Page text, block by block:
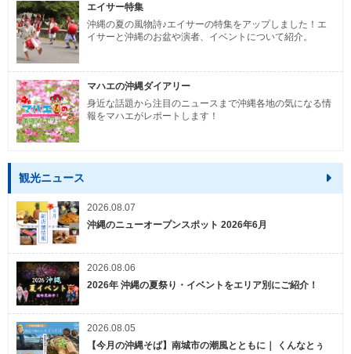
エイサー特集
沖縄の夏の風物詩♪エイサーの特集をアップしました！エ
イサーと沖縄のお盆や演者、イベントについて紹介。
マハエの沖縄ダイアリー
身近な話題から注目のニュースまで沖縄各地の気になる情
報をマハエがレポートします！
観光ニュース
2026.08.07
沖縄のニューオープンスポット 2026年6月
2026.08.06
2026年 沖縄の夏祭り・イベントをエリア別にご紹介！
2026.08.05
【今月の沖縄そば】南城市の潮風とともに｜ くんなとぅ